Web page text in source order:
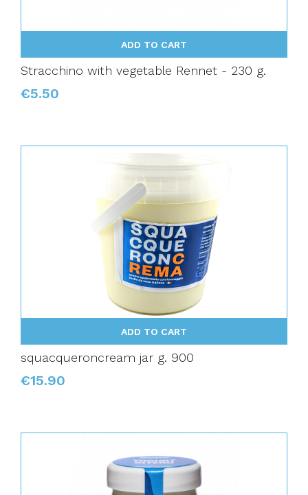
ADD TO CART
Stracchino with vegetable Rennet - 230 g.
€5.50
ADD TO CART
squacqueroncream jar g. 900
€15.90